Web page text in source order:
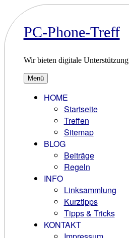
Inhalt
springenPC-Phone-Treff
Wir bieten digitale Unterstützung
Menü
HOME
Startseite
Treffen
Sitemap
BLOG
Beiträge
Regeln
INFO
Linksammlung
Kurztipps
Tipps & Tricks
KONTAKT